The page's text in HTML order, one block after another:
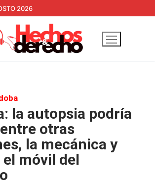
2026
la autopsia podría
otras
la mecánica y
móvil del